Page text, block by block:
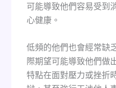
可能導致他們容易受到
心健康。
低頻的他們也會經常缺
際期望可能導致他們做
特點在面對壓力或挫折